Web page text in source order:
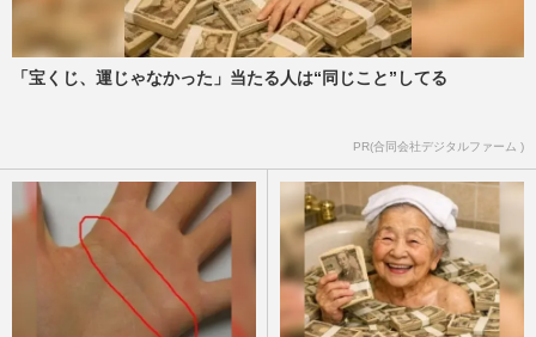
「宝くじ、運じゃなかった」当たる人は“同じこと”してる
PR(合同会社デジタルファーム )